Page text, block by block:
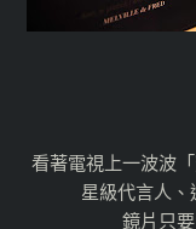
看著電視上一波波
星級代言人
鏡片只